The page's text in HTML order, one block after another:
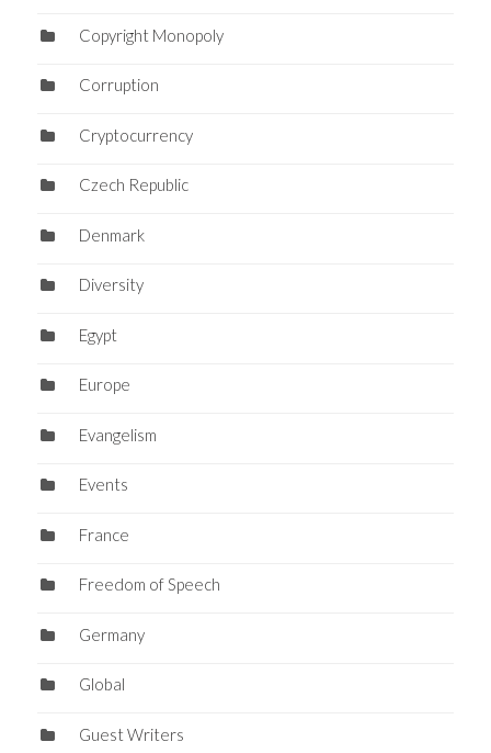
Copyright Monopoly
Corruption
Cryptocurrency
Czech Republic
Denmark
Diversity
Egypt
Europe
Evangelism
Events
France
Freedom of Speech
Germany
Global
Guest Writers